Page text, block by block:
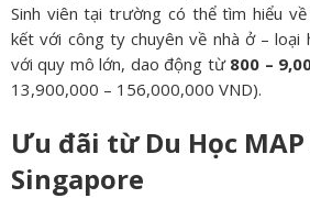
Sinh viên tại trường có thể tìm hiểu
kết với công ty chuyên về nhà ở – loại
với quy mô lớn, dao động từ 800 –
13,900,000 – 156,000,000 VND).
Ưu đãi từ Du Học
Singapore